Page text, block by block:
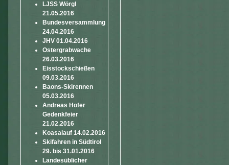
LJSS Wörgl
21.05.2016
Bundesversammlung
24.04.2016
JHV 01.04.2016
Ostergrabwache
26.03.2016
Eisstockschießen
09.03.2016
Baons-Skirennen
05.03.2016
Andreas Hofer
Gedenkfeier
21.02.2016
Koasalauf 14.02.2016
Skifahren in Südtirol
29. bis 31.01.2016
Landesüblicher